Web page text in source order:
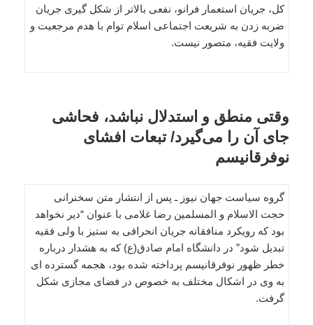
کل، جریان استعمار فرانو، نفعی بالاتر از شکل گیری جریان
ضربه زدن به شریعت اجتماعی اسلام توام با هدم مرجعیت و
ولایت فقیه، متصور نیست.
وقتی منطق و استدلال نباشد، فحاشی
جای آن را می‌گیرد/ تبعات افشای
نوفرقانیسم
گروه سیاست جهان نیوز ـ پس از انتشار متن سخنرانی
حجت الاسلام و المسلمین رضا غلامی با عنوان “دیر نخواهد
بود که رویکرد منافقانه جریان انحرافی به ستیز با ولی فقیه
تبدیل شود” در دانشگاه امام صادق(ع) که به هشدار درباره
خطر ظهور نوفرقانیسم پرداخته شده بود، هجمه گسترده ای
به وی در اشکال مختلف به خصوص در فضای مجازی شکل
گرفت.